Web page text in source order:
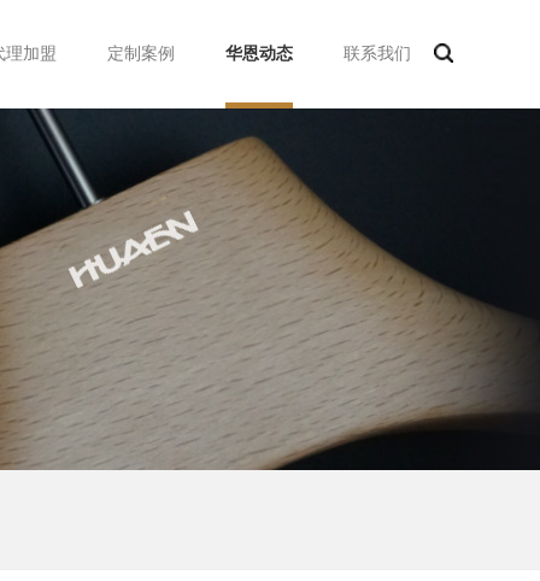
理加盟 定制案例 华恩动态 联系我们